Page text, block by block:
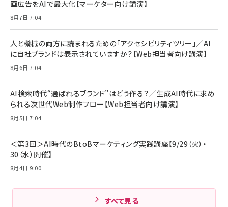
ママ投資家が育休中に１億貯めた株式投資
組織の成果を最大化する ルールのデザイン
￥1,980
Amazonランキングをもっと見る
全ワイヤレスイヤホン/アクティブノイズキャンセリ
技術基準適合】ブラック
￥5,990
ケーブル Anker絡まないケーブル 240W 結束バン
ド付き USB PD対応 シリコン素材採用 iPhone
17 / 16 / 15 / Galaxy iPad Pro MacBook
Pro/Air 各種対応 (1.8m ミッドナイトブラック)
￥1,890
サッポロ 生ビール 黒ラベル 350ml 缶 24本 ビー
ル ケース買い【6/30応募〆切! 黒ラベルビヤセラー
￥4,857
画広告をAIで最大化【マーケター向け講演】
8月7日 7:04
人と機械の両方に読まれるための「アクセシビリティツリー」／AI
に自社ブランドは表示されていますか？【Web担当者向け講演】
8月6日 7:04
AI検索時代“選ばれるブランド”はどう作る？／生成AI時代に求め
られる次世代Web制作フロー【Web担当者向け講演】
8月5日 7:04
＜第3回＞AI時代のBtoBマーケティング実践講座【9/29（火）・
30（水）開催】
8月4日 9:00
すべて見る